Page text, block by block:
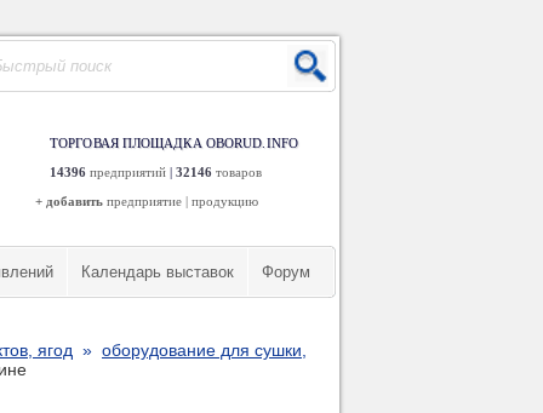
ТОРГОВАЯ ПЛОЩАДКА OBORUD.INFO
14396 предприятий | 32146 товаров
+ добавить предприятие | продукцию
Календарь выставок Форум
ягод » оборудование для сушки,